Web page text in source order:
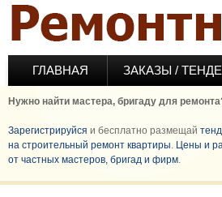
Перейти к основному содержанию
ГЛАВНАЯ ЗАКАЗЫ /
Нужно найти мастера, бригаду для
Зарегистрируйся и бесплатно размещай
на строительный ремонт квартиры. Цены и
от частных мастеров, бригад и фирм.